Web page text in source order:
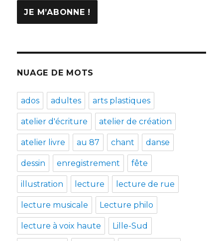
NUAGE DE MOTS
ados adultes arts plastiques
atelier d'écriture atelier de création
atelier livre au 87 chant danse
dessin enregistrement fête
illustration lecture lecture de rue
lecture musicale Lecture philo
lecture à voix haute Lille-Sud